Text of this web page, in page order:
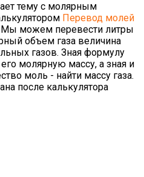
тему с молярным
Перевод молей
Мы можем перевести литры
объем газа величина
газов. Зная формулу
молярную массу, а зная и
моль - найти массу газа.
после калькулятора